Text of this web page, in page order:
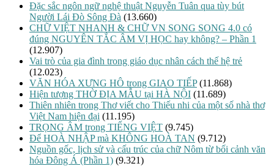
Đặc sắc ngôn ngữ nghệ thuật Nguyễn Tuân qua tùy bút
Người Lái Đò Sông Đà (13.660)
CHỮ VIỆT NHANH & CHỮ VN SONG SONG 4.0 có
đúng NGUYÊN TẮC ÂM VỊ HỌC hay không? – Phần 1
(12.907)
Vai trò của gia đình trong giáo dục nhân cách thế hệ trẻ
(12.023)
VĂN HÓA XƯNG HÔ trong GIAO TIẾP (11.868)
Hiện tượng THỜ ĐỊA MẪU tại HÀ NỘI (11.689)
Thiên nhiên trong Thơ viết cho Thiếu nhi của một số nhà thơ
Việt Nam hiện đại (11.195)
TRỌNG ÂM trong TIẾNG VIỆT (9.745)
Để HOÀ NHẬP mà KHÔNG HOÀ TAN (9.712)
Nguồn gốc, lịch sử và cấu trúc của chữ Nôm từ bối cảnh văn
hóa Đông Á (Phần 1) (9.321)